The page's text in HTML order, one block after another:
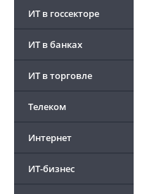
ИТ в госсекторе
ИТ в банках
ИТ в торговле
Телеком
Интернет
ИТ-бизнес